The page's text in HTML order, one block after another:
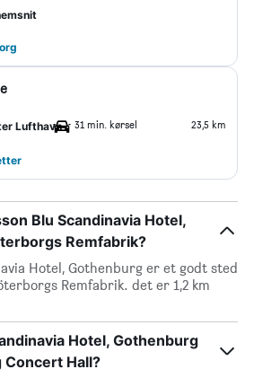
Lufthavn 31 min. kørsel 23,5 km
Blu Scandinavia Hotel,
Remfabrik?
Hotel, Gothenburg er et godt sted
Remfabrik. det er 1,2 km
Hotel, Gothenburg
Hall?